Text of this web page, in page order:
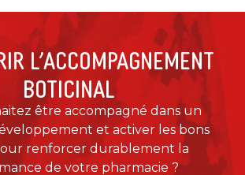
L’ACCOMPAGNEMENT
BOTICINAL
être accompagné dans un
et activer les bons
renforcer durablement la
de votre pharmacie ?